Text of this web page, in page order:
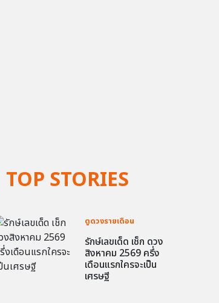
TOP STORIES
ดูดวงรายเดือน
รักษ์เลขเด็ด เช็ก ดวง
สิงหาคม 2569 ครึ่ง
เดือนแรกใครจะเป็น
เศรษฐี